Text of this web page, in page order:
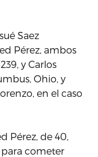
Saez
Pérez, ambos
y Carlos
Ohio, y
en el caso
Pérez, de 40,
cometer